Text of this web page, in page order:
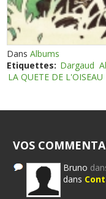
DansAlbums
Etiquettes: Dargaud
LA QUETE DE
VOS
Bruno
dans